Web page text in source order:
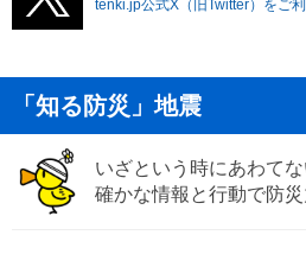
tenki.jp公式X（旧Twitter）をご利
「知る防災」地震
いざという時にあわて
確かな情報と行動で防